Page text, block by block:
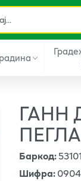
ГАНН
Баркод:
Шифра: